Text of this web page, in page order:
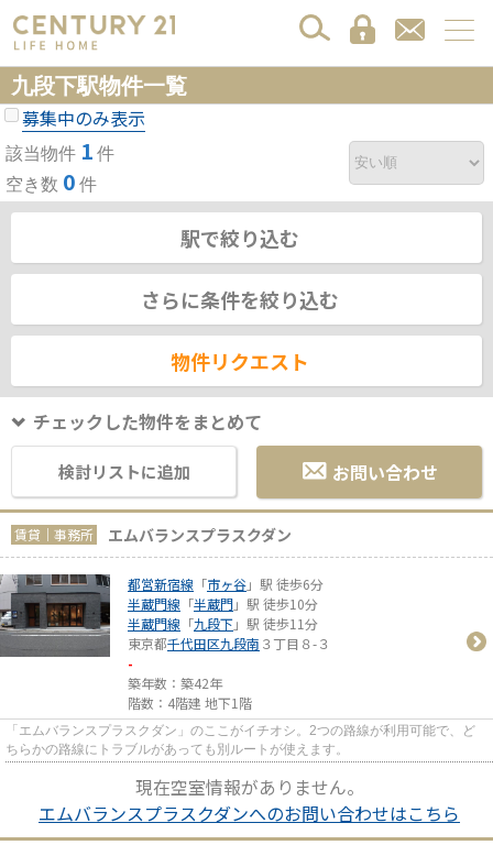
九段下駅物件一覧
募集中のみ表示
該当物件 1 件
空き数 0 件
駅で絞り込む
さらに条件を絞り込む
物件リクエスト
チェックした物件をまとめて
検討リストに追加 お問い合わせ
賃貸｜事務所 エムバランスプラスクダン
都営新宿線 「市ヶ谷」駅 徒歩6分
半蔵門線 「半蔵門」駅 徒歩10分
半蔵門線 「九段下」駅 徒歩11分
東京都千代田区九段南 ３丁目８-３
-
築年数：築42年
階数：4階建 地下1階
「エムバランスプラスクダン」のここがイチオシ。2つの路線が利用可能で、ど
ちらかの路線にトラブルがあっても別ルートが使えます。
現在空室情報がありません。
エムバランスプラスクダンへのお問い合わせはこちら